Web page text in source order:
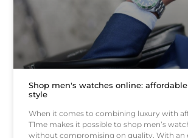
Shop men's watches online:
style
When it comes to combining luxury with
T1me makes it possible to shop men’s
without compromising on quality. With an